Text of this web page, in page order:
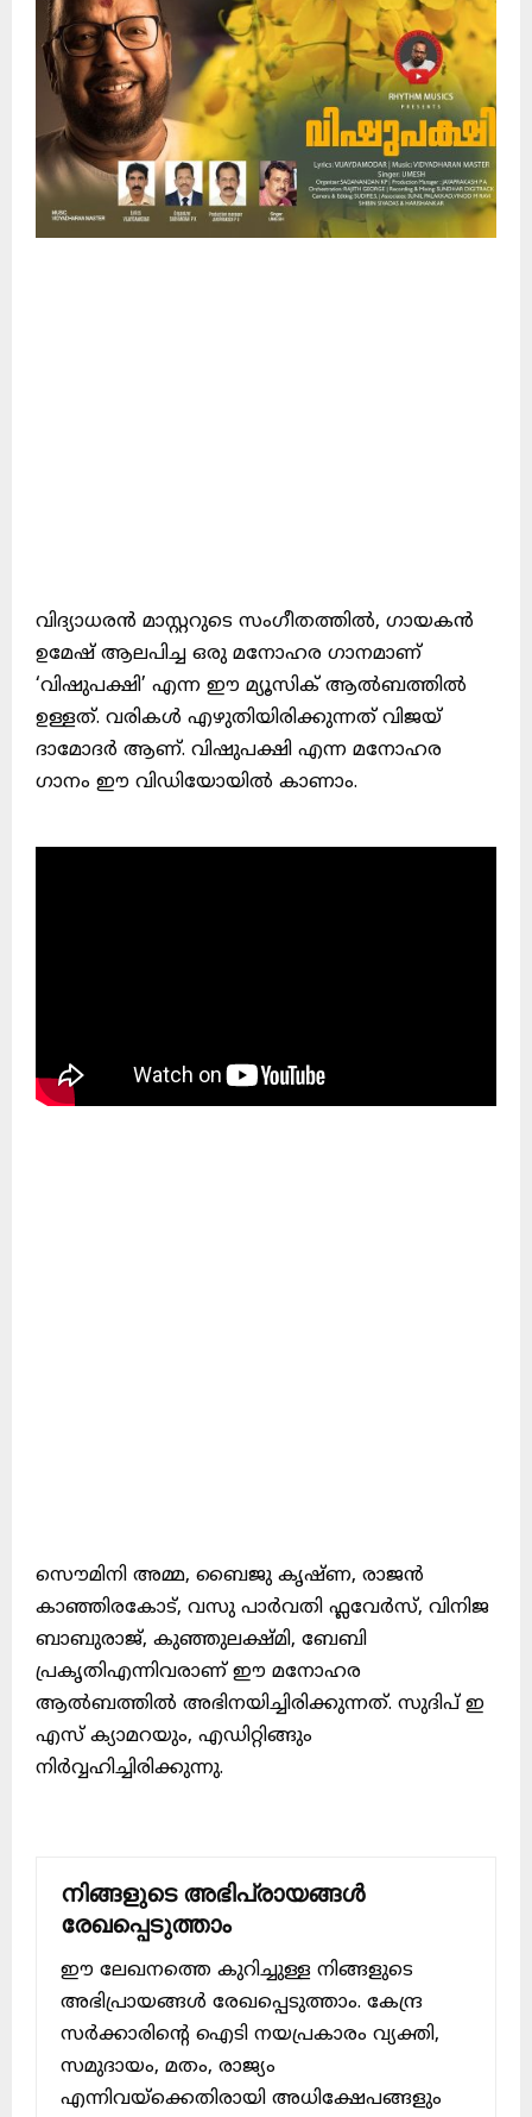
വിദ്യാധരൻ മാസ്റ്ററുടെ സംഗീതത്തിൽ, ഗായകൻ
ഉമേഷ് ആലപിച്ച ഒരു മനോഹര ഗാനമാണ്
‘വിഷുപക്ഷി’ എന്ന ഈ മ്യൂസിക് ആൽബത്തിൽ
ഉള്ളത്. വരികൾ എഴുതിയിരിക്കുന്നത് വിജയ്
ദാമോദർ ആണ്. വിഷുപക്ഷി എന്ന മനോഹര
ഗാനം ഈ വിഡിയോയിൽ കാണാം.
സൌമിനി അമ്മ, ബൈജു കൃഷ്ണ, രാജൻ
കാഞ്ഞിരകോട്, വസു പാർവതി ഫ്ലവേർസ്, വിനിജ
ബാബുരാജ്, കുഞ്ഞുലക്ഷ്മി, ബേബി
പ്രകൃതിഎന്നിവരാണ് ഈ മനോഹര
ആൽബത്തിൽ അഭിനയിച്ചിരിക്കുന്നത്. സുദിപ് ഇ
എസ് ക്യാമറയും, എഡിറ്റിങ്ങും
നിർവ്വഹിച്ചിരിക്കുന്നു.
നിങ്ങളുടെ അഭിപ്രായങ്ങൾ
രേഖപ്പെടുത്താം
ഈ ലേഖനത്തെ കുറിച്ചുള്ള നിങ്ങളുടെ
അഭിപ്രായങ്ങൾ രേഖപ്പെടുത്താം. കേന്ദ്ര
സർക്കാരിന്റെ ഐടി നയപ്രകാരം വ്യക്തി,
സമുദായം, മതം, രാജ്യം
എന്നിവയ്ക്കെതിരായി അധിക്ഷേപങ്ങളും